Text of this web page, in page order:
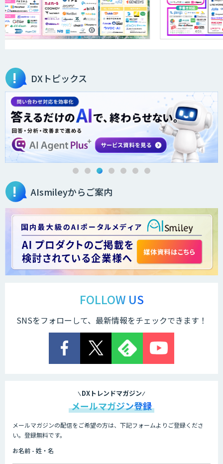
DXトピックス
AIsmileyからご案内
FOLLOW US
SNSをフォローして、最新情報をチェックできます！
DXトレンドマガジン
メールマガジン登録
メールマガジンの配信をご希望の方は、下記フォームよりご登録くださ
い。登録無料です。
お名前 - 姓・名